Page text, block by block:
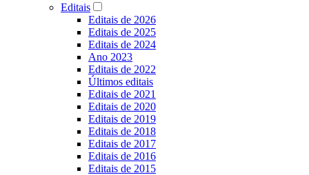
Editais
Editais de 2026
Editais de 2025
Editais de 2024
Ano 2023
Editais de 2022
Últimos editais
Editais de 2021
Editais de 2020
Editais de 2019
Editais de 2018
Editais de 2017
Editais de 2016
Editais de 2015